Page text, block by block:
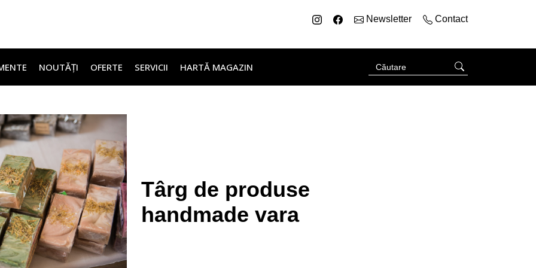
Newsletter
Contact
NOUTĂȚI OFERTE SERVICII HARTĂ MAGAZIN
Târg de produse
handmade vara